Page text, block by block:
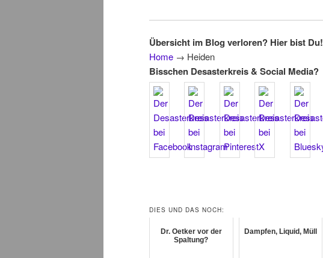
Übersicht im Blog verloren? Hier bist Du!
Home → Heiden
Bisschen Desasterkreis & Social Media?
DIES UND DAS NOCH:
Dr. Oetker vor der
Spaltung?
Dampfen, Liquid, Müll